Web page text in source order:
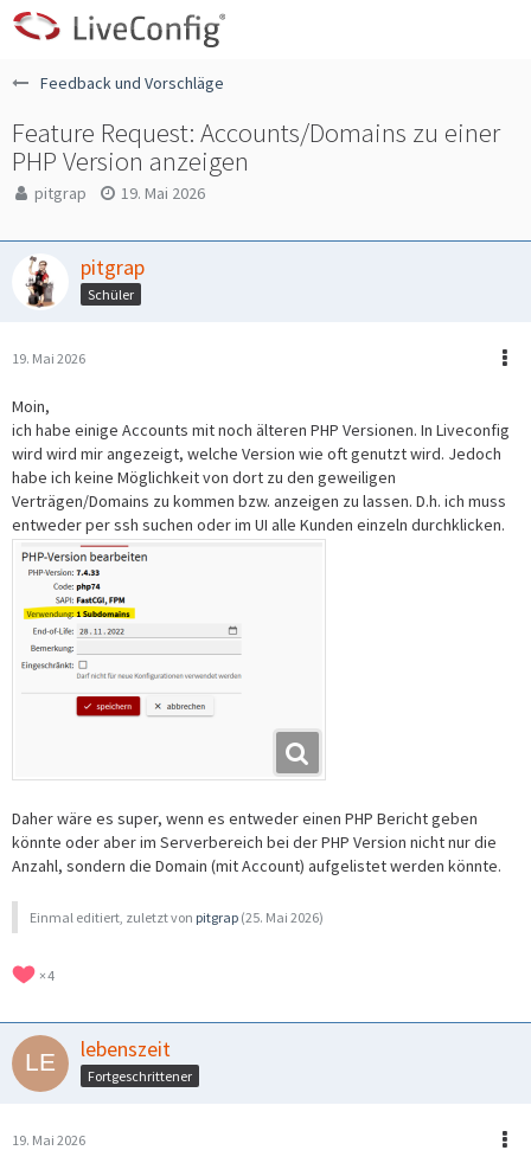
Feedback und Vorschläge
Feature Request: Accounts/Domains zu einer
PHP Version anzeigen
pitgrap 19. Mai 2026
pitgrap
Schüler
19. Mai 2026
Moin,
ich habe einige Accounts mit noch älteren PHP Versionen. In Liveconfig
wird wird mir angezeigt, welche Version wie oft genutzt wird. Jedoch
habe ich keine Möglichkeit von dort zu den geweiligen
Verträgen/Domains zu kommen bzw. anzeigen zu lassen. D.h. ich muss
entweder per ssh suchen oder im UI alle Kunden einzeln durchklicken.
Daher wäre es super, wenn es entweder einen PHP Bericht geben
könnte oder aber im Serverbereich bei der PHP Version nicht nur die
Anzahl, sondern die Domain (mit Account) aufgelistet werden könnte.
Einmal editiert, zuletzt von pitgrap (25. Mai 2026)
4
lebenszeit
Fortgeschrittener
19. Mai 2026